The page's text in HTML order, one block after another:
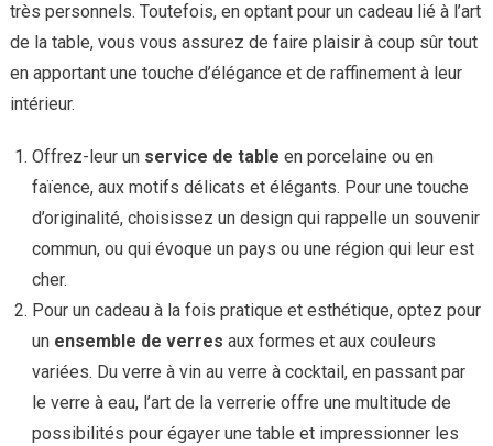
très personnels. Toutefois, en optant pour un cadeau lié à l’art
de la table, vous vous assurez de faire plaisir à coup sûr tout
en apportant une touche d’élégance et de raffinement à leur
intérieur.
Offrez-leur un service de table en porcelaine ou en
faïence, aux motifs délicats et élégants. Pour une touche
d’originalité, choisissez un design qui rappelle un souvenir
commun, ou qui évoque un pays ou une région qui leur est
cher.
Pour un cadeau à la fois pratique et esthétique, optez pour
un ensemble de verres aux formes et aux couleurs
variées. Du verre à vin au verre à cocktail, en passant par
le verre à eau, l’art de la verrerie offre une multitude de
possibilités pour égayer une table et impressionner les